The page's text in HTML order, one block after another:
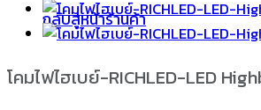
กลับสู่หน้าร้านค้า
โคมไฟไฮเบย์-RICHLED-LED